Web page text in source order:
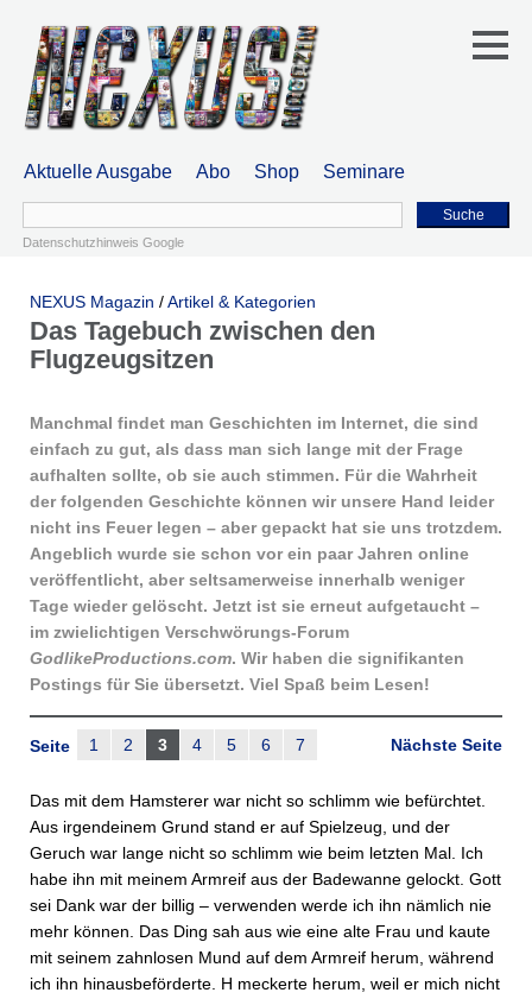
Aktuelle Ausgabe Abo Shop Seminare
Suche
Datenschutzhinweis Google
NEXUS Magazin /Artikel & Kategorien
Das Tagebuch zwischen den
Flugzeugsitzen
Manchmal findet man Geschichten im Internet, die sind
einfach zu gut, als dass man sich lange mit der Frage
aufhalten sollte, ob sie auch stimmen. Für die Wahrheit
der folgenden Geschichte können wir unsere Hand leider
nicht ins Feuer legen – aber gepackt hat sie uns trotzdem.
Angeblich wurde sie schon vor ein paar Jahren online
veröffentlicht, aber seltsamerweise innerhalb weniger
Tage wieder gelöscht. Jetzt ist sie erneut aufgetaucht –
im zwielichtigen Verschwörungs-Forum
GodlikeProductions.com. Wir haben die signifikanten
Postings für Sie übersetzt. Viel Spaß beim Lesen!
Nächste Seite
Seite 1 2 3 4 5 6 7
Das mit dem Hamsterer war nicht so schlimm wie befürchtet.
Aus irgendeinem Grund stand er auf Spielzeug, und der
Geruch war lange nicht so schlimm wie beim letzten Mal. Ich
habe ihn mit meinem Armreif aus der Badewanne gelockt. Gott
sei Dank war der billig – verwenden werde ich ihn nämlich nie
mehr können. Das Ding sah aus wie eine alte Frau und kaute
mit seinem zahnlosen Mund auf dem Armreif herum, während
ich ihn hinausbeförderte. H meckerte herum, weil er mich nicht